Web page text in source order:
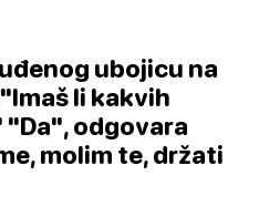
ubojicu na
li kakvih
odgovara
molim te, držati